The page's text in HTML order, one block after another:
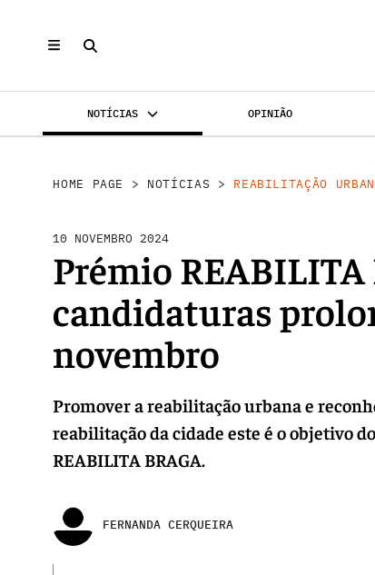
NOTÍCIAS OPINIÃO
HOME PAGE > NOTÍCIAS > REABILITAÇÃO
10 NOVEMBRO 2024
Prémio REABILITA
candidaturas
novembro
Promover a reabilitação urbana e
reabilitação da cidade este é o objetivo
REABILITA BRAGA.
FERNANDA CERQUEIRA